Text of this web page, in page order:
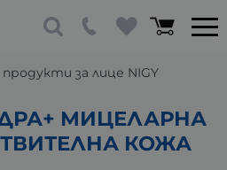
за лице NIGY
МИЦЕЛАРНА
КОЖА